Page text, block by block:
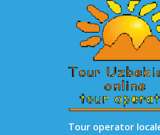
Tour operator